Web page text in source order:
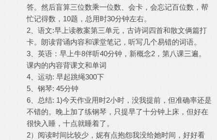
答。然后盲算三位数乘一位数、会卡，会忘记百位数，帮
忙记得数，10题，总用时30分钟左右。
2、语文:早上读教案第三单元，古诗词四首和散文俩篇打
卡。朗读背诵内容和课堂笔记，听写几个易错的词语。
3、英语：早上牛8伴听40分钟，新概念2，第八课三遍。
课内的内容背课文和单词
4、运动: 早起跳绳300下
5、钢琴: 45分钟
6、总结: 1)今天作业用时2小时，没我提前，但准确率还是
不错的。晚上加了练钢琴，只提早了十分钟上床，但好在
很快入睡，十点就睡着了。
2）阅读时间比较少，妮有点抱怨我没给她时间，好好看